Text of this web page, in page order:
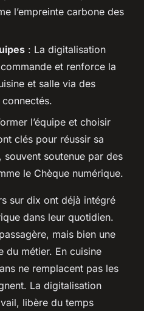
l’empreinte carbone des
: La digitalisation
et renforce la
et salle via des
l’équipe et choisir
clés pour réussir sa
souvent soutenue par des
le Chèque numérique.
sur dix ont déjà intégré
dans leur quotidien.
mais bien une
du métier. En cuisine
ne remplacent pas les
La digitalisation
libère du temps